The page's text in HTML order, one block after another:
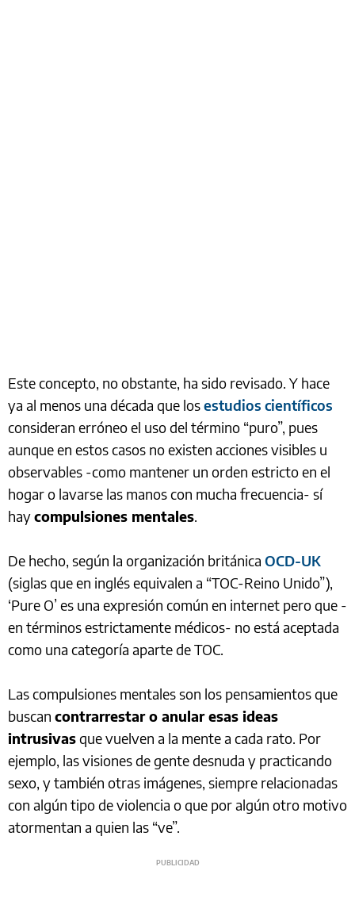
Este concepto, no obstante, ha sido revisado. Y hace
ya al menos una década que losestudios científicos
consideran erróneo el uso del término “puro”, pues
aunque en estos casos no existen acciones visibles u
observables -como mantener un orden estricto en el
hogar o lavarse las manos con mucha frecuencia- sí
haycompulsiones mentales.
De hecho, según la organización británica OCD-UK
(siglas que en inglés equivalen a “TOC-Reino Unido”),
‘Pure O’ es una expresión común en internet pero que -
en términos estrictamente médicos- no está aceptada
como una categoría aparte de TOC.
Las compulsiones mentales son los pensamientos que
buscan contrarrestar o anular esas ideas
intrusivasque vuelven a la mente a cada rato. Por
ejemplo, las visiones de gente desnuda y practicando
sexo, y también otras imágenes, siempre relacionadas
con algún tipo de violencia o que por algún otro motivo
atormentan a quien las “ve”.